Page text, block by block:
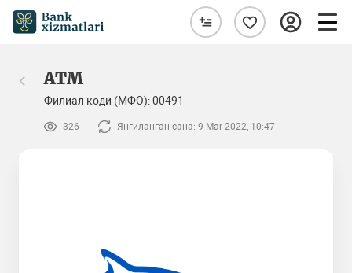
ATM
Филиал коди (МФО): 00491
326 Янгиланган сана: 9 Mar 2022, 10:47